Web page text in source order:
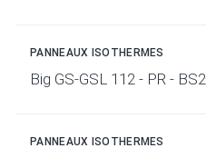
PANNEAUX ISOTHERMES
Big GS-GSL 112 - PR - BS2
PANNEAUX ISOTHERMES